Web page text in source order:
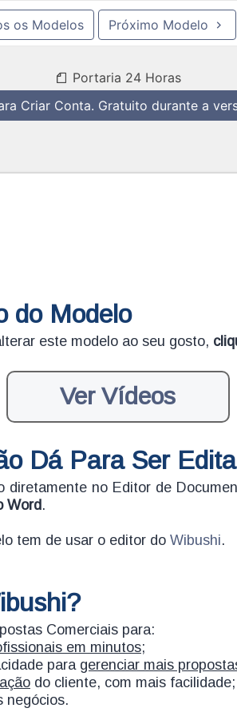
os Modelos Próximo Modelo
Portaria 24 Horas
Criar Conta. Gratuito durante a
do Modelo
este modelo ao seu gosto,
Ver Vídeos
Dá Para Ser
diretamente no Editor de
Word .
tem de usar o editor do Wibushi.
Comerciais para:
em minutos;
para gerenciar mais
do cliente, com mais facilidade;
negócios.